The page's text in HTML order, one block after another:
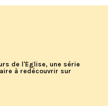
de l'Église, une série
à redécouvrir sur